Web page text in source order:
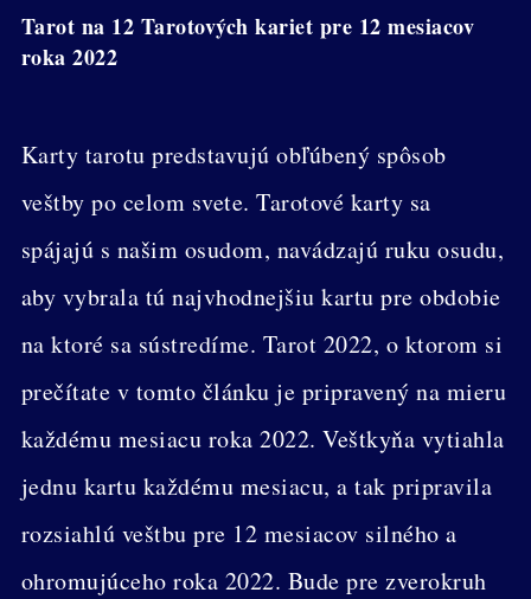
Tarot na 12 Tarotových kariet pre 12 mesiacov
roka 2022
Karty tarotu predstavujú obľúbený spôsob
veštby po celom svete. Tarotové karty sa
spájajú s našim osudom, navádzajú ruku osudu,
aby vybrala tú najvhodnejšiu kartu pre obdobie
na ktoré sa sústredíme. Tarot 2022, o ktorom si
prečítate v tomto článku je pripravený na mieru
každému mesiacu roka 2022. Veštkyňa vytiahla
jednu kartu každému mesiacu, a tak pripravila
rozsiahlú veštbu pre 12 mesiacov silného a
ohromujúceho roka 2022. Bude pre zverokruh